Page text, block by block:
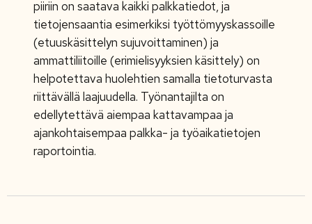
piiriin on saatava kaikki palkkatiedot, ja
tietojensaantia esimerkiksi työttömyyskassoille
(etuuskäsittelyn sujuvoittaminen) ja
ammattiliitoille (erimielisyyksien käsittely) on
helpotettava huolehtien samalla tietoturvasta
riittävällä laajuudella. Työnantajilta on
edellytettävä aiempaa kattavampaa ja
ajankohtaisempaa palkka- ja työaikatietojen
raportointia.